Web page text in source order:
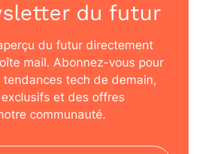
du futur
du futur directement
mail. Abonnez-vous pour
tendances tech de demain,
et des offres
communauté.